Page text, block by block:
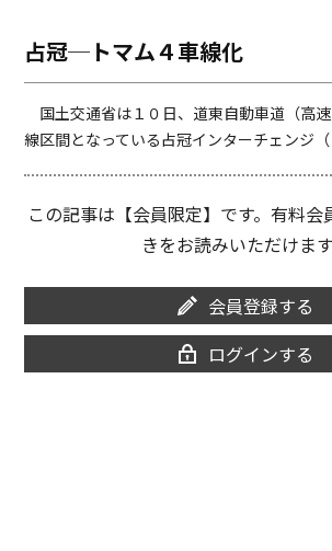
o
o
k
i
n
占冠─トマム４車線化
国土交通省は１０日、道東自動車道（高
線区間となっている占冠インターチェンジ（
この記事は【会員限定】です。有料
きをお読みいただけます
会員登録する
ログインする